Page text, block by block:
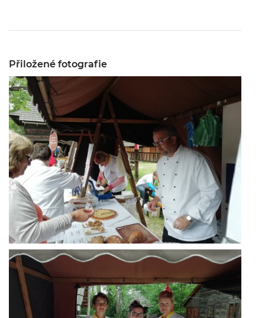
Přiložené fotografie